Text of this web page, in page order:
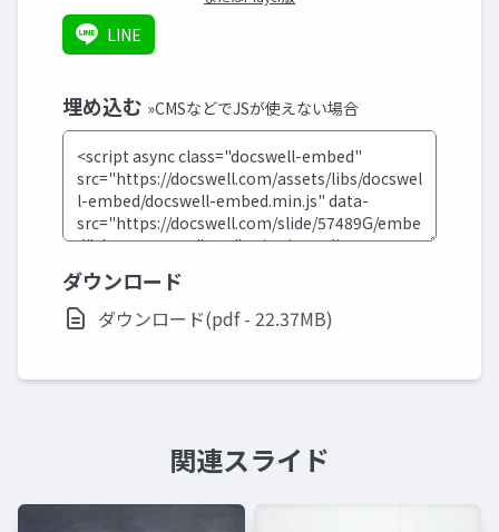
LINE
埋め込む »CMSなどでJSが使えない場合
ダウンロード
ダウンロード(pdf - 22.37MB)
関連スライド